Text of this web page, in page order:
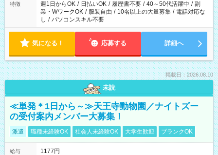
特徴 週1日からOK / 日払いOK / 履歴書不要 / 40～50代活躍中 / 副
業・WワークOK / 服装自由 / 10名以上の大量募集 / 電話対応な
し / パソコンスキル不要
気になる！ 応募する 詳細へ
掲載日：2026.08.10
未読
≪単発＊1日から～≫天王寺動物園／ナイトズー
の受付案内メンバー大募集！
派遣 職種未経験OK 社会人未経験OK 大学生歓迎 ブランクOK
給与
1177円